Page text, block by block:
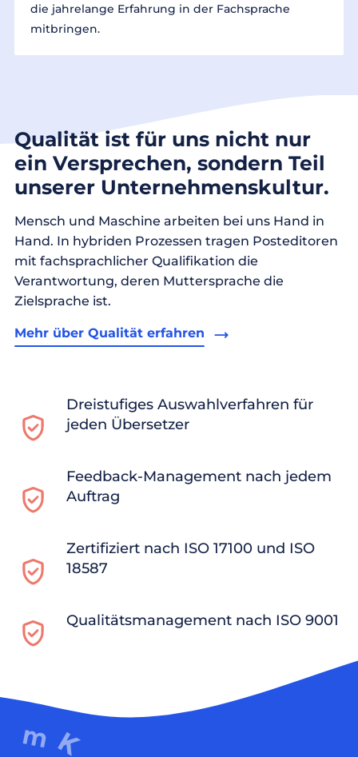
die jahrelange Erfahrung in der Fachsprache
mitbringen.
Qualität ist für uns nicht nur
ein Versprechen, sondern Teil
unserer Unternehmenskultur.
Mensch und Maschine arbeiten bei uns Hand in
Hand. In hybriden Prozessen tragen Posteditoren
mit fachsprachlicher Qualifikation die
Verantwortung, deren Muttersprache die
Zielsprache ist.
Mehr über Qualität erfahren
Dreistufiges Auswahlverfahren für
jeden Übersetzer
Feedback-Management nach jedem
Auftrag
Zertifiziert nach ISO 17100 und ISO
18587
Qualitätsmanagement nach ISO 9001